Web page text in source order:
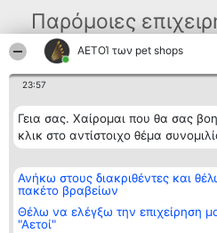
ΑΕΤΟΊ των pet shops
23:57
Γεια σας. Χαίρομαι που θα σας
κλικ στο αντίστοιχο θέμα
Ανήκω στους διακριθέντες και
πακέτο βραβείων
Θέλω να ελέγξω την επιχείρηση
"Αετοί"
Παρόμοιες
περιοχές
Διοργανωτής της
κατάταξης
BEAUTIFUL COMPANY
Μονοπρόσωπη ΙΚΕ
2104128019
email:
Λίστα
των
ΠΟΛΙΤΙΚΗ